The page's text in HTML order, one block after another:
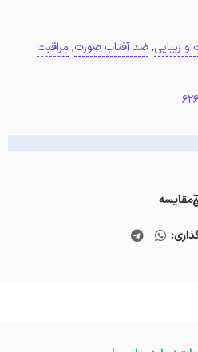
زیبایی,ضد آفتاب صورت, مراقبت
مقایسه